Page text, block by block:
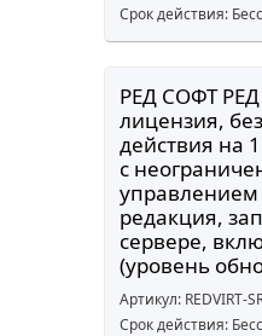
Срок действия:
РЕД СОФТ РЕД
лицензия,
действия на
c
управлением
редакция,
сервере,
(уровень
Артикул: REDVIRT-
Срок действия: